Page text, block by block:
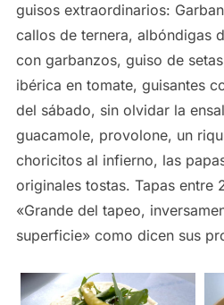
guisos extraordinarios:
callos de ternera, albóndigas
con garbanzos, guiso de
ibérica en tomate, guisantes
del sábado, sin olvidar la
guacamole, provolone, un
choricitos al infierno, las
originales tostas. Tapas entre
«Grande del tapeo,
superficie» como dicen sus